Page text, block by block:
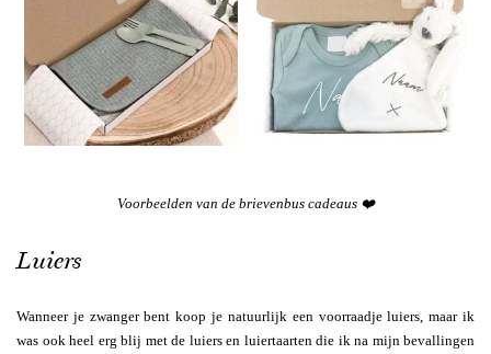
Voorbeelden van de brievenbus cadeaus ❤️
Luiers
Wanneer je zwanger bent koop je natuurlijk een voorraadje luiers, maar ik
was ook heel erg blij met de luiers en luiertaarten die ik na mijn bevallingen